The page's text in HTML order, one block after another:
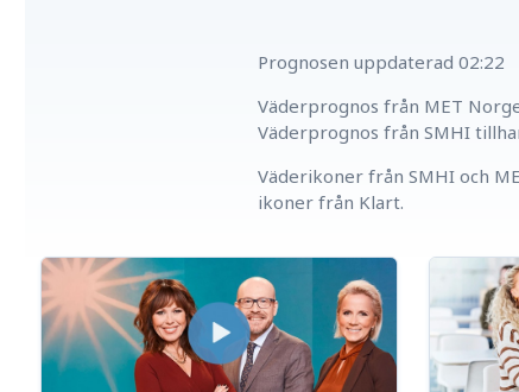
Prognosen uppdaterad 02:22
Väderprognos från MET
Väderprognos från SMHI
Väderikoner från SMHI och
ikoner från Klart.